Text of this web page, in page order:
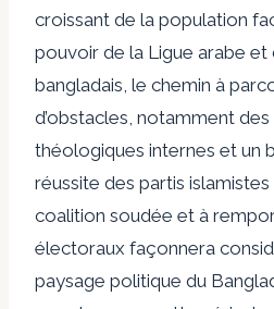
croissant de la population
pouvoir de la Ligue arabe et
bangladais, le chemin à
d’obstacles, notamment
théologiques internes et un
réussite des partis
coalition soudée et à
électoraux façonnera
paysage politique du